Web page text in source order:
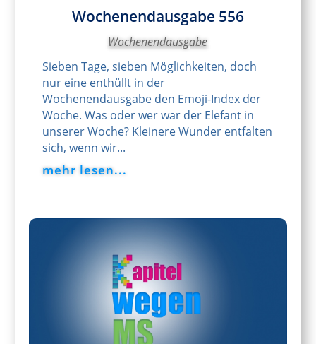
Wochenendausgabe 556
Wochenendausgabe
Sieben Tage, sieben Möglichkeiten, doch
nur eine enthüllt in der
Wochenendausgabe den Emoji-Index der
Woche. Was oder wer war der Elefant in
unserer Woche? Kleinere Wunder entfalten
sich, wenn wir...
mehr lesen...